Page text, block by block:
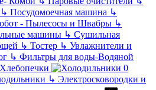
↳ Посудомоечная машина ↳
- Пылесосы и Швабры ↳
машины ↳ Сушильная
↳ Тостер ↳ Увлажнители и
↳ Фильтры для воды-Водяной
Хлебопечки
↳ Электросковородки и